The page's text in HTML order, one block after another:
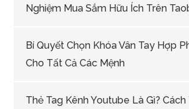
Nghiệm Mua Sắm Hữu Ích Trên
Bí Quyết Chọn Khóa Vân Tay Hợp
Cho Tất Cả Các Mệnh
Thẻ Tag Kênh Youtube Là Gì?